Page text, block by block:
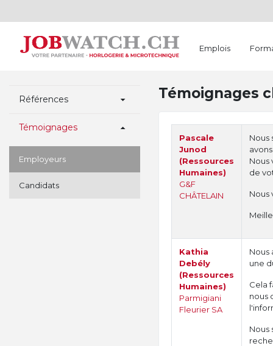
Emplois
Références
Témoignages
Employeurs
Candidats
Témoignages
Pascale
Junod
(Ressources
Humaines)
G&F
CHÂTELAIN
Nous
Nous
de
Nous
Kathia
Debély
(Ressources
Humaines)
Parmigiani
Fleurier SA
Nous
une
Cela
nous
Nous